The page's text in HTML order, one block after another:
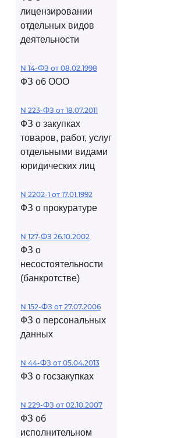
лицензировании
отдельных видов
деятельности
N 14-ФЗ от 08.02.1998
ФЗ об ООО
N 223-ФЗ от 18.07.2011
ФЗ о закупках
товаров, работ, услуг
отдельными видами
юридических лиц
N 2202-1 от 17.01.1992
ФЗ о прокуратуре
N 127-ФЗ 26.10.2002
ФЗ о
несостоятельности
(банкротстве)
N 152-ФЗ от 27.07.2006
ФЗ о персональных
данных
N 44-ФЗ от 05.04.2013
ФЗ о госзакупках
N 229-ФЗ от 02.10.2007
ФЗ об
исполнительном